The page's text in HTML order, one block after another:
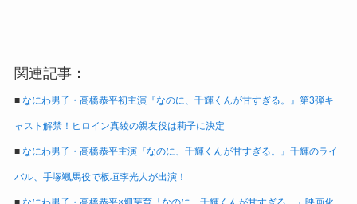
関連記事：
■ なにわ男子・高橋恭平初主演『なのに、千輝くんが甘すぎる。』第3弾キ
ャスト解禁！ヒロイン真綾の親友役は莉子に決定
■ なにわ男子・高橋恭平主演『なのに、千輝くんが甘すぎる。』千輝のライ
バル、手塚颯馬役で板垣李光人が出演！